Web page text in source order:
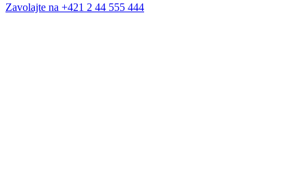
Zavolajte na +421 2 44 555 444